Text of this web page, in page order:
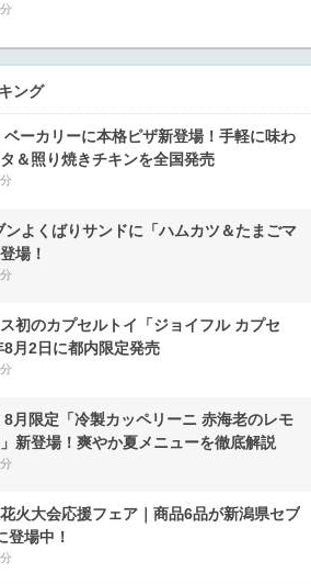
ング
ーカリーに本格ピザ新登場！手軽に味わ
＆照り焼きチキンを全国発売
ンよくばりサンドに「ハムカツ＆たまごマ
場！
初のカプセルトイ「ジョイフル カプセ
月2日に都内限定発売
8月限定「冷製カッペリーニ 赤海老のレモ
新登場！爽やか夏メニューを徹底解説
火大会応援フェア｜商品6品が新潟県セブ
登場中！